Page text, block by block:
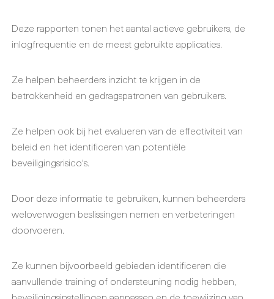
Deze rapporten tonen het aantal actieve gebruikers, de
inlogfrequentie en de meest gebruikte applicaties.
Ze helpen beheerders inzicht te krijgen in de
betrokkenheid en gedragspatronen van gebruikers.
Ze helpen ook bij het evalueren van de effectiviteit van
beleid en het identificeren van potentiële
beveiligingsrisico's.
Door deze informatie te gebruiken, kunnen beheerders
weloverwogen beslissingen nemen en verbeteringen
doorvoeren.
Ze kunnen bijvoorbeeld gebieden identificeren die
aanvullende training of ondersteuning nodig hebben,